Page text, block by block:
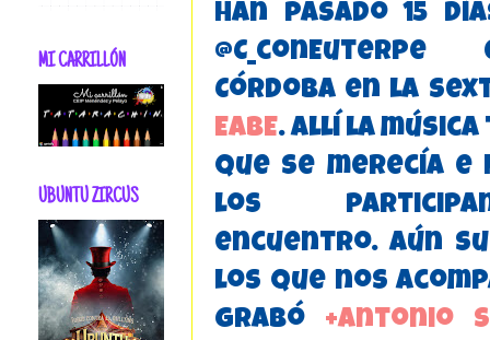
Han pasado 15
Córdoba en la
EABE. Allí la
que se merecía e
los
encuentro. Aún
los que nos
grabó +Antonio
MI CARRILLÓN
UBUNTU ZIRCUS